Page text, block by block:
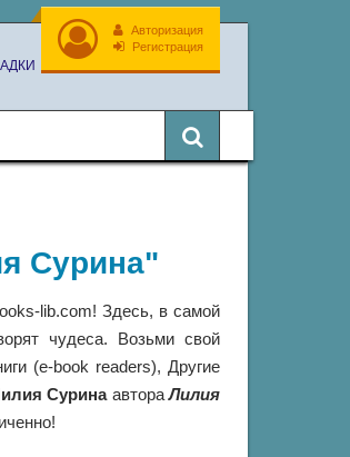
Авторизация
Регистрация
Сурина"
lib.com! Здесь, в самой
чудеса. Возьми свой
(e-book readers), Другие
СуринаавтораЛилия